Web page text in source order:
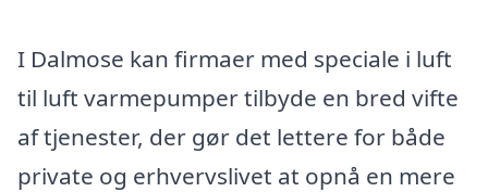
I Dalmose kan firmaer med speciale i luft
til luft varmepumper tilbyde en bred vifte
af tjenester, der gør det lettere for både
private og erhvervslivet at opnå en mere